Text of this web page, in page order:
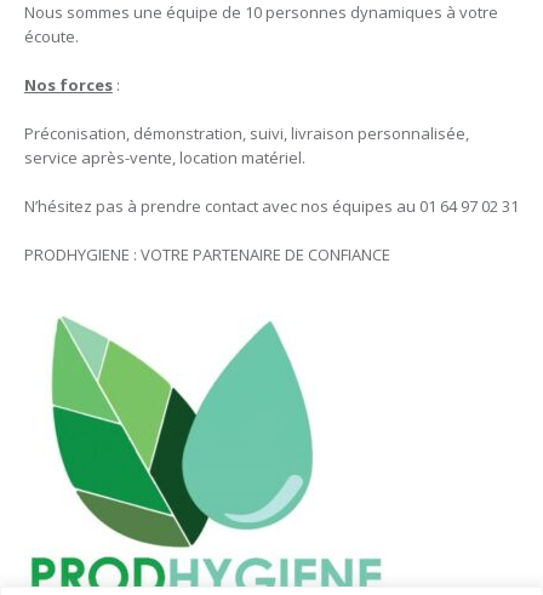
Nous sommes une équipe de 10 personnes dynamiques à votre
écoute.
Nos forces:
Préconisation, démonstration, suivi, livraison personnalisée,
service après-vente, location matériel.
N’hésitez pas à prendre contact avec nos équipes au 01 64 97 02 31
PRODHYGIENE : VOTRE PARTENAIRE DE CONFIANCE